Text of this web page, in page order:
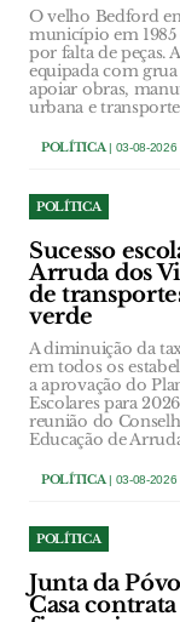
O velho Bedford
município em
por falta de peças.
equipada com grua
apoiar obras,
urbana e
POLÍTICA| 03-08-2026
POLÍTICA
Sucesso
Arruda dos
de
verde
A diminuição da
em todos os
a aprovação do
Escolares para
reunião do
Educação de
POLÍTICA| 03-08-2026
POLÍTICA
Junta da
Casa